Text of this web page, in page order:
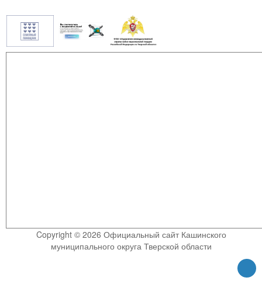
Copyright © 2026 Официальный сайт Кашинского
муниципального округа Тверской области